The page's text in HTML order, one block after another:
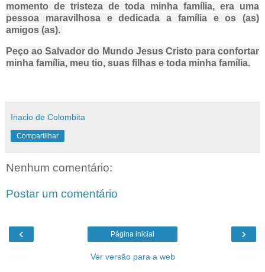
momento de tristeza de toda minha família, era uma
pessoa maravilhosa e dedicada a família e os (as)
amigos (as).
Peço ao Salvador do Mundo Jesus Cristo para confortar
minha família, meu tio, suas filhas e toda minha família.
Inacio de Colombita
Compartilhar
Nenhum comentário:
Postar um comentário
‹ ›
Página inicial
Ver versão para a web